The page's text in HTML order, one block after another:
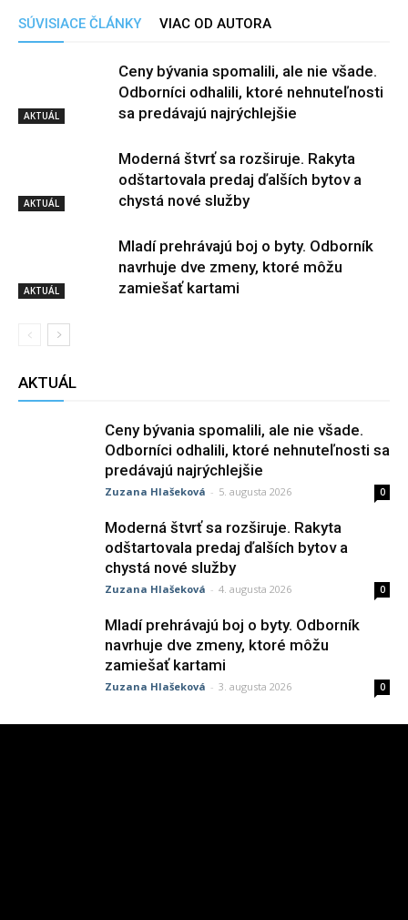
SÚVISIACE ČLÁNKY VIAC OD AUTORA
AKTUÁL
Ceny bývania spomalili, ale nie všade.
Odborníci odhalili, ktoré nehnuteľnosti
sa predávajú najrýchlejšie
AKTUÁL
Moderná štvrť sa rozširuje. Rakyta
odštartovala predaj ďalších bytov a
chystá nové služby
AKTUÁL
Mladí prehrávajú boj o byty. Odborník
navrhuje dve zmeny, ktoré môžu
zamiešať kartami
AKTUÁL
Ceny bývania spomalili, ale nie všade.
Odborníci odhalili, ktoré nehnuteľnosti sa
predávajú najrýchlejšie
Zuzana Hlašeková - 5. augusta 2026 0
Moderná štvrť sa rozširuje. Rakyta
odštartovala predaj ďalších bytov a
chystá nové služby
Zuzana Hlašeková - 4. augusta 2026 0
Mladí prehrávajú boj o byty. Odborník
navrhuje dve zmeny, ktoré môžu
zamiešať kartami
Zuzana Hlašeková - 3. augusta 2026 0